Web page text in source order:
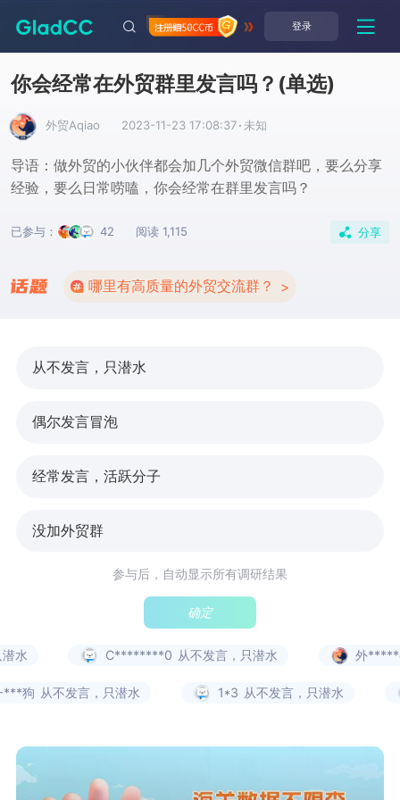
登录
你会经常在外贸群里发言吗？ (单选)
外贸Aqiao 2023-11-23 17:08:37·未知
导语：做外贸的小伙伴都会加几个外贸微信群吧，要么分享
经验，要么日常唠嗑，你会经常在群里发言吗？
已参与： 42 阅读 1,115 分享
哪里有高质量的外贸交流群？ >
从不发言，只潜水
偶尔发言冒泡
经常发言，活跃分子
没加外贸群
参与后，自动显示所有调研结果
确定
水 C********0 从不发言，只潜水 外
狗 从不发言，只潜水 1*3 从不发言，只潜水